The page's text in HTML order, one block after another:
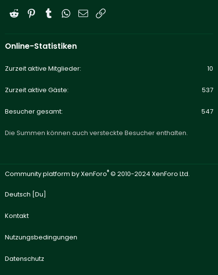
Reddit PinterestTumblrWhatsApp
E-Mail
Online-Statistiken
Zurzeit aktive Mitglieder 10
Zurzeit aktive Gäste 537
Besucher gesamt 547
Die Summen können auch versteckte Besucher enthalten.
Community platform by XenForo® © 2010-2024 XenForo Ltd.
Deutsch [Du]
Kontakt
Nutzungsbedingungen
Datenschutz